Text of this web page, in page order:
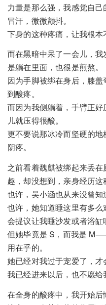
力量是那么强，我感觉自
冒汗，微微颤抖。
下身的这种疼痛，让我根本
而在黑暗中呆了一会儿，
是躺在里面，也很是煎熬。
因为手脚被绑在身后，膝
到酸疼。
而因为我侧躺着，手臂正
儿就压得很酸。
更不要说那冰冷而坚硬的
阴疼。
之前看着魏麒被绑起来丢
趣，却没想到，亲身经历这
也许，吴小涵也从来没曾知
也许，她知道睡这里有多
会提议让我睡沙发或者浴缸
但她毕竟是 S，而我是
用在乎的。
她已经对我过于宠爱了，
我已经进来以后，也不愿给
在全身的酸疼中，我开始